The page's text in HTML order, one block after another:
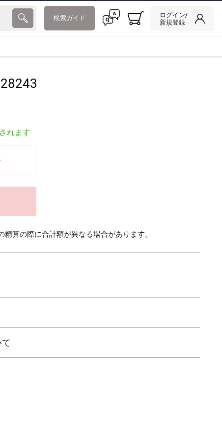
検索ガイド
ログイン/
新規登録
れます
算の際に合計額が異なる場合があります。